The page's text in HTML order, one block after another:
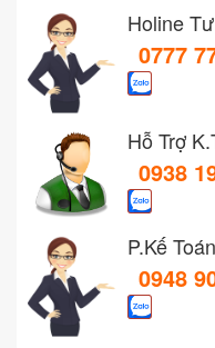
Holine
0777
Hỗ Trợ
0938
P.Kế Toán
0948